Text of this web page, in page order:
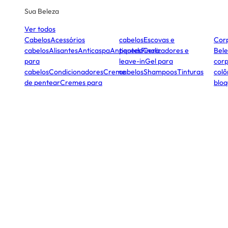
Sua Beleza
Ver todos
CabelosAcessórios
cabelosAlisantesAnticaspaAntiquedaCera
para
cabelosCondicionadoresCreme
de pentearCremes para
cabelosEscovas e
pentesFinalizadores e
leave-inGel para
cabelosShampoosTinturas